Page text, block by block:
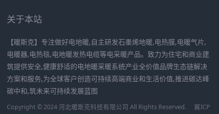
关于本站
【暖斯克】专注做好电地暖,自主研发石墨烯地暖,电热膜,电暖气片,
电暖器,电热毯,电地暖发热电缆等电采暖产品。致力为住宅和商业建
筑提供安全,健康舒适的电地暖采暖系统产业全价值品牌生态链解决
方案和服务,为全球客户创造可持续高端商业和生活价值,推进碳达峰
碳中和,筑未来可持续发展蓝图
Copyright © 2024 河北暖斯克科技有限公司 All Rights Reserved.
冀ICP